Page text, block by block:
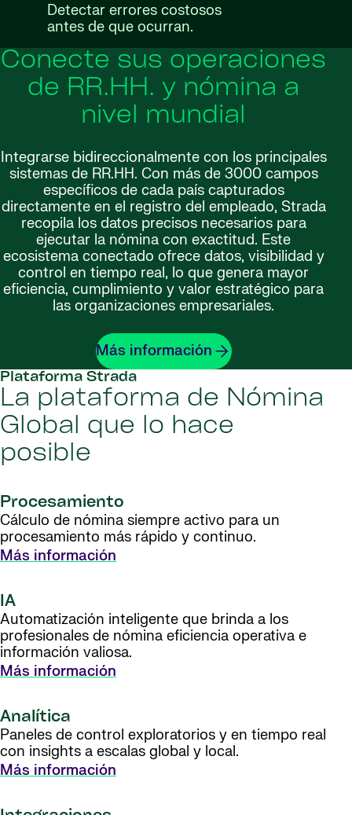
Detectar errores costosos
antes de que ocurran.
Conecte sus operaciones
de RR.HH. y nómina a
nivel mundial
Integrarse bidireccionalmente con los principales
sistemas de RR.HH. Con más de 3000 campos
específicos de cada país capturados
directamente en el registro del empleado, Strada
recopila los datos precisos necesarios para
ejecutar la nómina con exactitud. Este
ecosistema conectado ofrece datos, visibilidad y
control en tiempo real, lo que genera mayor
eficiencia, cumplimiento y valor estratégico para
las organizaciones empresariales.
Más información
Plataforma Strada
La plataforma de Nómina
Global que lo hace
posible
Procesamiento
Cálculo de nómina siempre activo para un
procesamiento más rápido y continuo.
Más información
IA
Automatización inteligente que brinda a los
profesionales de nómina eficiencia operativa e
información valiosa.
Más información
Analítica
Paneles de control exploratorios y en tiempo real
con insights a escalas global y local.
Más información